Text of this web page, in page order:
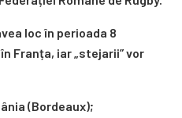
loc în perioada 8
Franța, iar „stejarii” vor
(Bordeaux);